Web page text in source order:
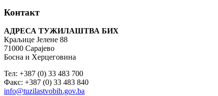
Контакт
АДРЕСА ТУЖИЛАШТВА БИХ
Краљице Јелене 88
71000 Сарајево
Босна и Херцеговина
Тел: +387 (0) 33 483 700
Факс: +387 (0) 33 483 840
info@tuzilastvobih.gov.ba